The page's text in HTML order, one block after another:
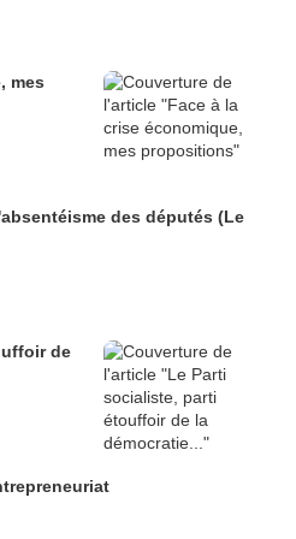
mes
des députés (Le
de